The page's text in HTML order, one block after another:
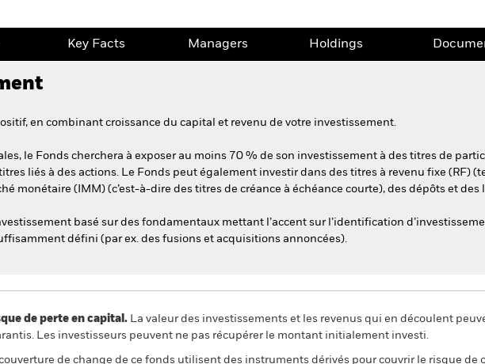
Key Facts Managers Holdings
en combinant croissance du capital et revenu de votre investissement.
le Fonds cherchera à exposer au moins 70 % de son investissement à des titres de
liés à des actions. Le Fonds peut également investir dans des titres à revenu fixe (RF)
monétaire (IMM) (c’est-à-dire des titres de créance à échéance courte), des dépôts et des
basé sur des fondamentaux mettant l’accent sur l’identification
défini (par ex. des fusions et acquisitions annoncées).
de perte en capital. La valeur des investissements et les revenus qui en découlent
Les investisseurs peuvent ne pas récupérer le montant initialement investi.
couverture de change de ce fonds utilisent des instruments dérivés pour couvrir le risque de